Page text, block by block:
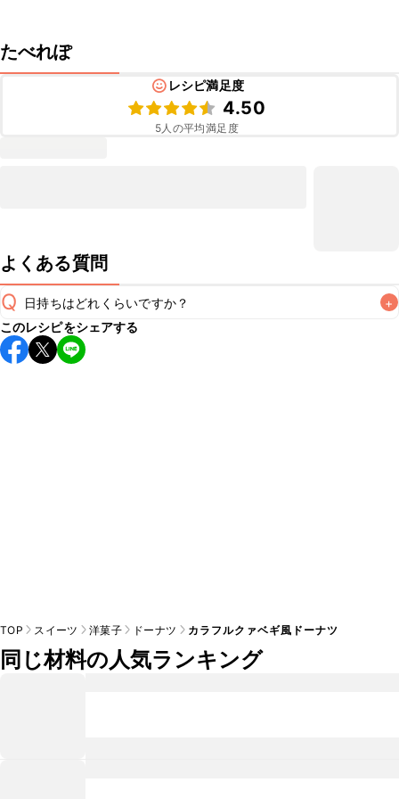
たべれぽ
レシピ満足度
4.50
5人の平均満足度
よくある質問
Q 日持ちはどれくらいですか？ +
保存期間は常温で当日中が目安です。なるべくお早めにお召
し上がりください。
このレシピをシェアする
TOP スイーツ 洋菓子 ドーナツ カラフルクァベギ風ドーナツ
同じ材料の人気ランキング